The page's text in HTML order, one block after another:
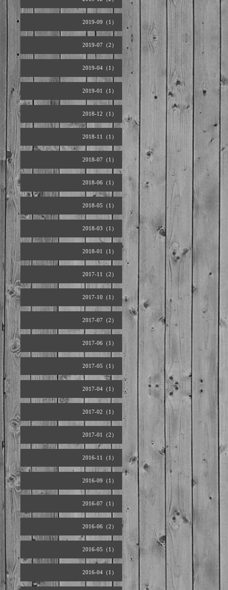
2019-09（1）
2019-07（2）
2019-04（1）
2019-01（1）
2018-12（1）
2018-11（1）
2018-07（1）
2018-06（1）
2018-05（1）
2018-03（1）
2018-01（1）
2017-11（2）
2017-10（1）
2017-07（2）
2017-06（1）
2017-05（1）
2017-04（1）
2017-02（1）
2017-01（2）
2016-11（1）
2016-09（1）
2016-07（1）
2016-06（2）
2016-05（1）
2016-04（1）